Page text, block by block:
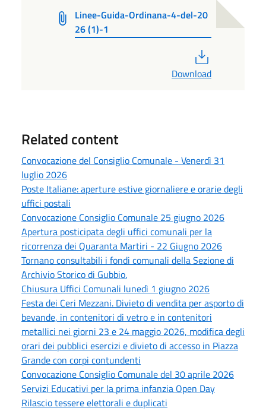
Linee-Guida-Ordinana-4-del-20
26 (1)-1
Download
Related content
Convocazione del Consiglio Comunale - Venerdì 31
luglio 2026
Poste Italiane: aperture estive giornaliere e orarie degli
uffici postali
Convocazione Consiglio Comunale 25 giugno 2026
Apertura posticipata degli uffici comunali per la
ricorrenza dei Quaranta Martiri - 22 Giugno 2026
Tornano consultabili i fondi comunali della Sezione di
Archivio Storico di Gubbio.
Chiusura Uffici Comunali lunedì 1 giugno 2026
Festa dei Ceri Mezzani. Divieto di vendita per asporto di
bevande, in contenitori di vetro e in contenitori
metallici nei giorni 23 e 24 maggio 2026, modifica degli
orari dei pubblici esercizi e divieto di accesso in Piazza
Grande con corpi contundenti
Convocazione Consiglio Comunale del 30 aprile 2026
Servizi Educativi per la prima infanzia Open Day
Rilascio tessere elettorali e duplicati